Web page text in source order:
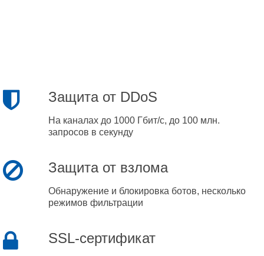
Защита от DDoS
На каналах до 1000 Гбит/с, до 100 млн.
запросов в секунду
Защита от взлома
Обнаружение и блокировка ботов, несколько
режимов фильтрации
SSL-сертификат